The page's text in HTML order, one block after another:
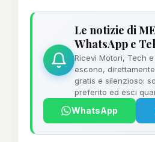
Le notizie di
WhatsApp e
Ricevi Motori, Tech
escono,
gratis e silenzioso:
preferito ed esci
WhatsApp